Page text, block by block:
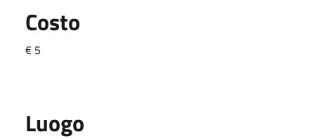
Costo
€ 5
Luogo